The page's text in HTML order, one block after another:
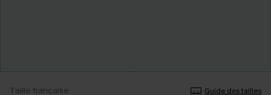
Taille française Guide des tailles